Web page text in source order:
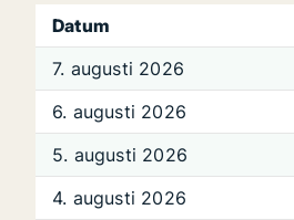
Datum
7. augusti 2026
6. augusti 2026
5. augusti 2026
4. augusti 2026